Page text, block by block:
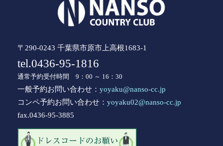
〒290-0243 千葉県市原市上高根1683-1
tel.0436-95-1816
通常予約受付時間 9：00 ～ 16：30
一般予約お問い合わせ： yoyaku@nanso-cc.jp
コンペ予約お問い合わせ： yoyaku02@nanso-cc.jp
fax.0436-95-3885